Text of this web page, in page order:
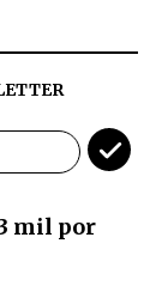
mil por